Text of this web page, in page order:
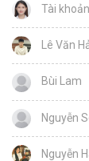
Tài
Lê Văn
Bùi Lam
Nguyễn
Nguyễn